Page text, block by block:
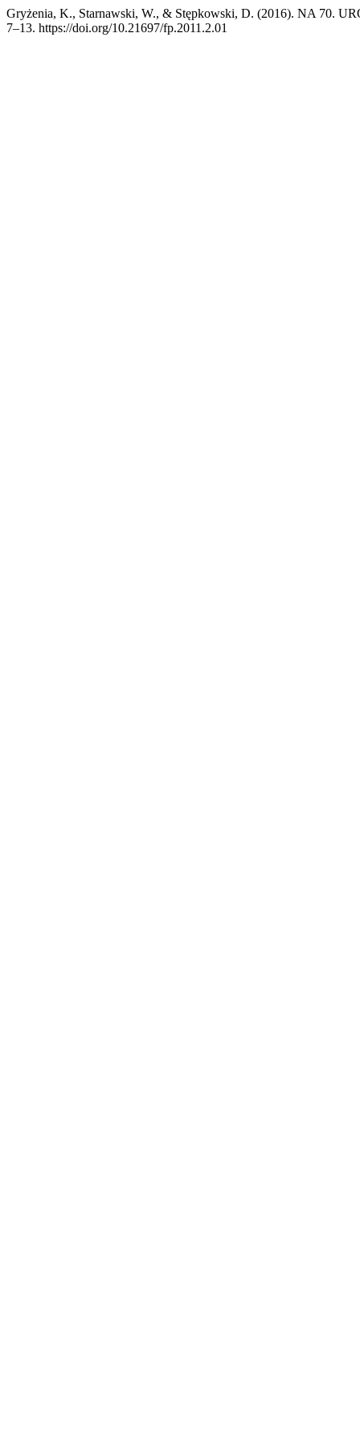
Gryżenia, K., Starnawski, W., & Stępkowski, D. (2016). NA 70.
7–13. https://doi.org/10.21697/fp.2011.2.01